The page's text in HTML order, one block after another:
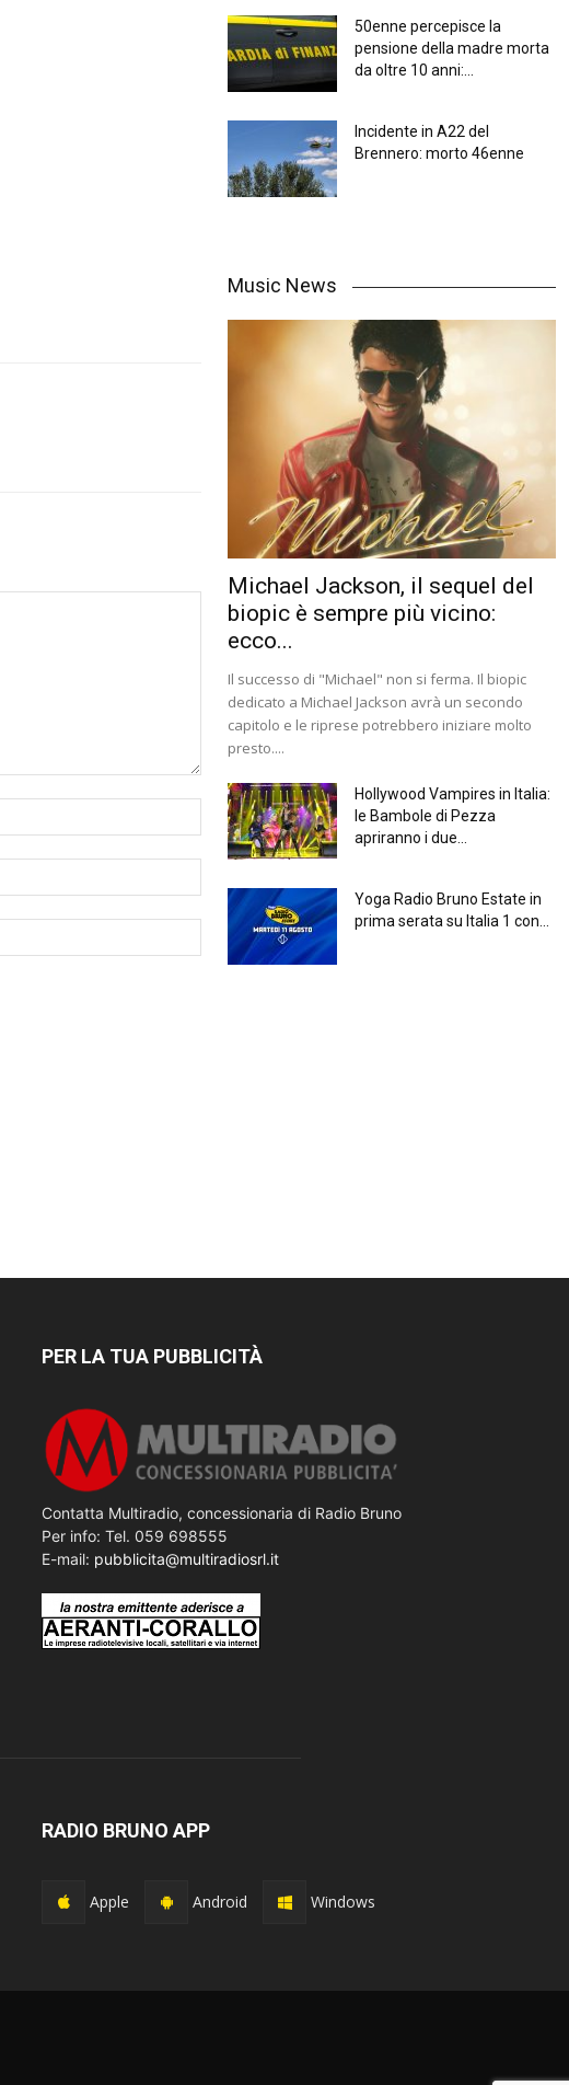
50enne percepisce la
pensione della madre morta
da oltre 10 anni:...
Incidente in A22 del
Brennero: morto 46enne
Music News
Michael Jackson, il sequel del
biopic è sempre più vicino:
ecco...
Il successo di "Michael" non si ferma. Il biopic
dedicato a Michael Jackson avrà un secondo
capitolo e le riprese potrebbero iniziare molto
presto....
Hollywood Vampires in Italia:
le Bambole di Pezza
apriranno i due...
Yoga Radio Bruno Estate in
prima serata su Italia 1 con...
PER LA TUA PUBBLICITÀ
Contatta Multiradio, concessionaria di Radio Bruno
Per info: Tel. 059 698555
E-mail: pubblicita@multiradiosrl.it
RADIO BRUNO APP
Apple Android Windows